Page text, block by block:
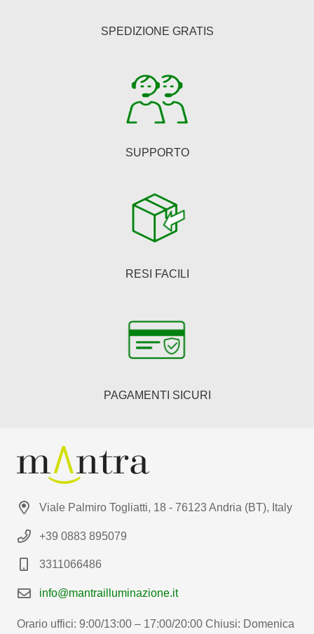
SPEDIZIONE GRATIS
SUPPORTO
RESI FACILI
PAGAMENTI SICURI
Viale Palmiro Togliatti, 18 - 76123 Andria (BT), Italy
+39 0883 895079
3311066486
info@mantrailluminazione.it
Orario uffici: 9:00/13:00 – 17:00/20:00 Chiusi: Domenica